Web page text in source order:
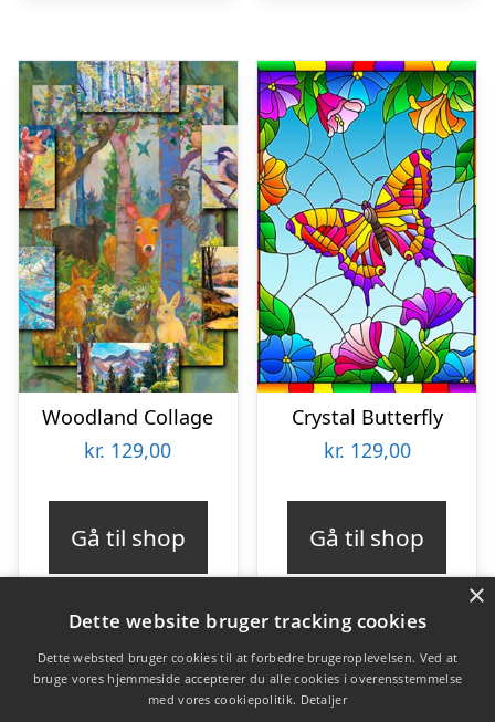
Woodland Collage
kr. 129,00
Gå til shop
Crystal Butterfly
kr. 129,00
Gå til shop
Varekategorier
×
Dette website bruger tracking cookies
Dette websted bruger cookies til at forbedre brugeroplevelsen. Ved at
bruge vores hjemmeside accepterer du alle cookies i overensstemmelse
med vores cookiepolitik. Detaljer